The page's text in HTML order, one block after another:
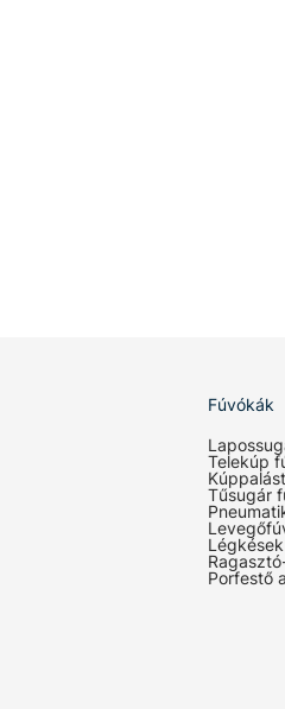
Fúvókák
Telekúp
Tűsugár
Légkések
Porfestő